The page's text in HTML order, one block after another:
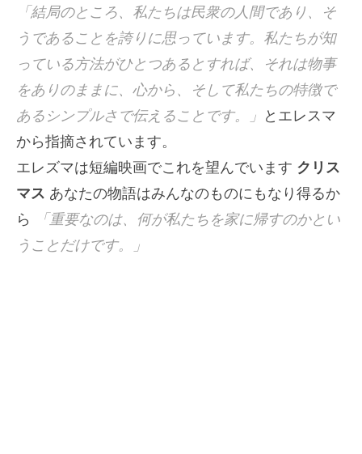
「結局のところ、私たちは民衆の人間であり、そ
うであることを誇りに思っています。私たちが知
っている方法がひとつあるとすれば、それは物事
をありのままに、心から、そして私たちの特徴で
あるシンプルさで伝えることです。」 とエレスマ
から指摘されています。
エレズマは短編映画でこれを望んでいます クリス
マス あなたの物語はみんなのものにもなり得るか
ら
「重要なのは、何が私たちを家に帰すのかとい
うことだけです。」